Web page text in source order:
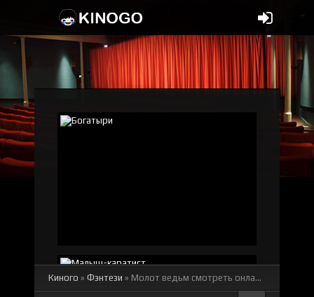
Киного » Фэнтези » Молот ведьм смотреть онлайн бесплатно